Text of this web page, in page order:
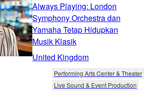
Always Playing: London
Symphony Orchestra dan
Yamaha Tetap Hidupkan
Musik Klasik
United Kingdom
Performing Arts Center & Theater
Live Sound & Event Production